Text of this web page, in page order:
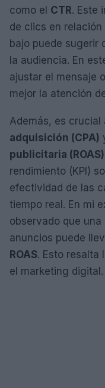
como el CTR. Este
de clics en relación
bajo puede sugerir
la audiencia. En
ajustar el mensaje
mejor la atención
Además, es crucial
adquisición (CPA)
publicitaria (ROAS)
rendimiento (KPI)
efectividad de las
tiempo real. En mi
observado que
anuncios puede
ROAS. Esto resalta
el marketing digital.